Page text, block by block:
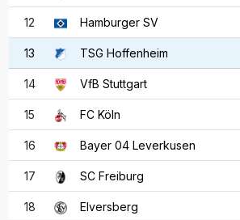
12 Hamburger SV
13 TSG Hoffenheim
14 VfB Stuttgart
15 FC Köln
16 Bayer 04 Leverkusen
17 SC Freiburg
18 Elversberg